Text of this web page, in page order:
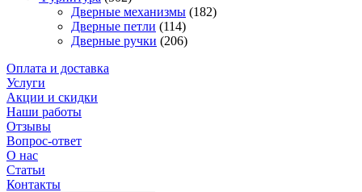
Дверные механизмы (182)
Дверные петли (114)
Дверные ручки (206)
Оплата и доставка
Услуги
Акции и скидки
Наши работы
Отзывы
Вопрос-ответ
О нас
Статьи
Контакты